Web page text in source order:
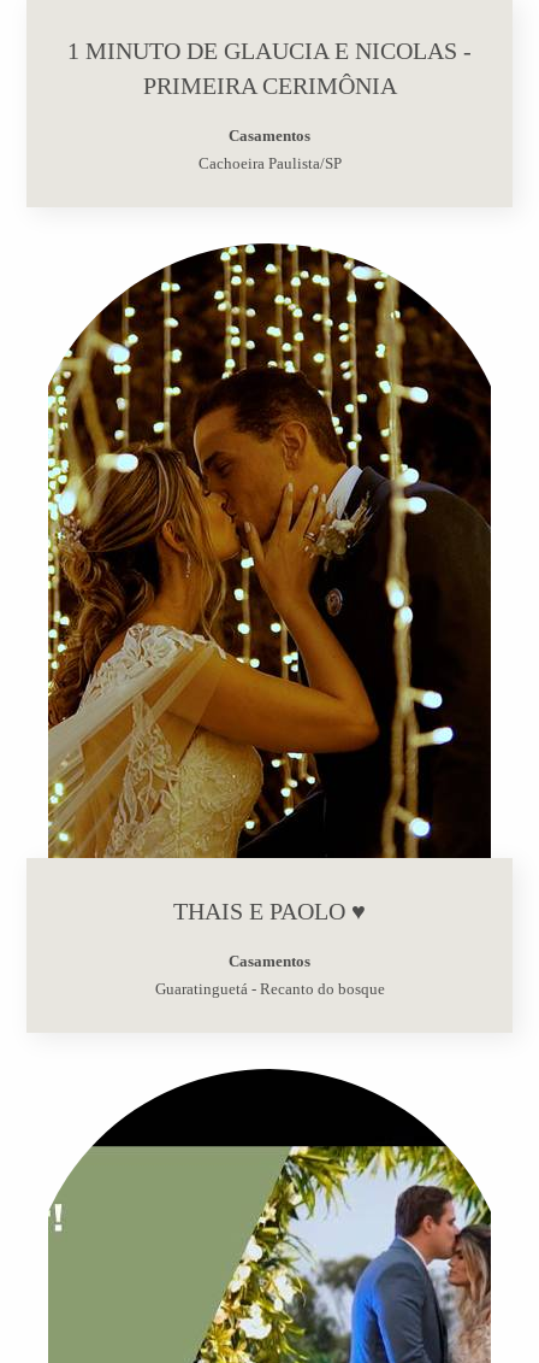
1 MINUTO DE GLAUCIA E NICOLAS -
PRIMEIRA CERIMÔNIA
Casamentos
Cachoeira Paulista/SP
THAIS E PAOLO ♥
Casamentos
Guaratinguetá - Recanto do bosque